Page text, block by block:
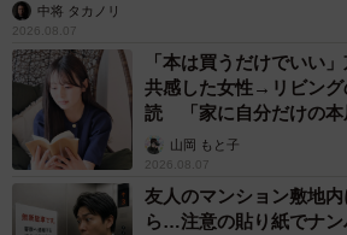
中将 タカノリ
2026.08.07
「本は買うだけでいい
共感した女性→リビング
読 「家に自分だけの本
山岡 もと子
2026.08.07
友人のマンション敷地
ら…注意の貼り紙でナ